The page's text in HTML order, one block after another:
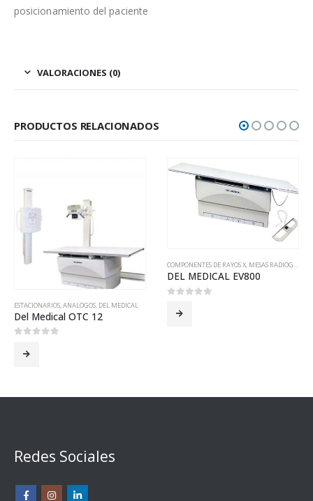
posicionamiento del paciente
VALORACIONES (0)
PRODUCTOS RELACIONADOS
ESTACIONARIOS,ANALOGOS, DEL MEDICAL
Del Medical OTC 12
COMPONENTES DE RAYOS X, MESAS RADIOGRAFICAS
DEL MEDICAL EV800
Redes Sociales